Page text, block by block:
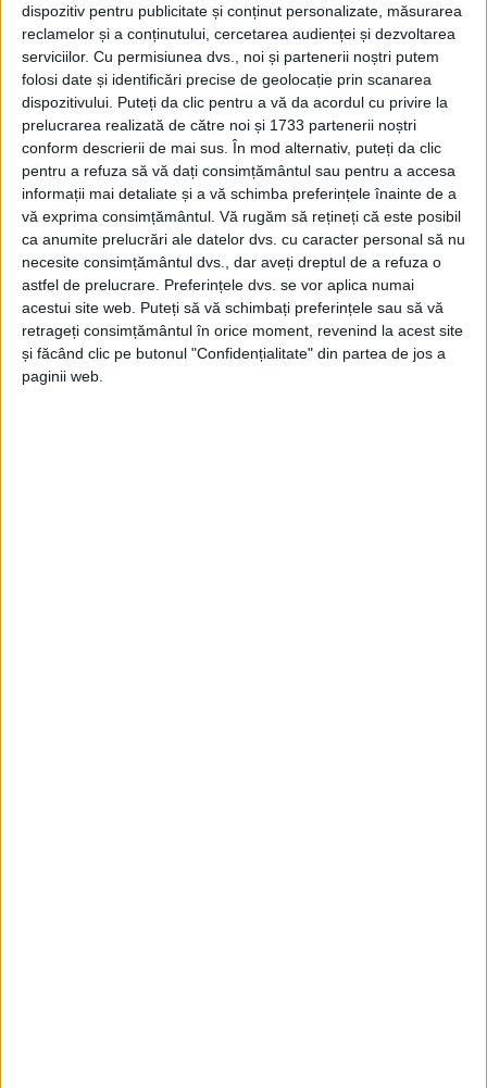
dispozitiv pentru publicitate și conținut personalizate, măsurarea
reclamelor și a conținutului, cercetarea audienței și dezvoltarea
serviciilor. Cu permisiunea dvs., noi și partenerii noștri putem
folosi date și identificări precise de geolocație prin scanarea
dispozitivului. Puteți da clic pentru a vă da acordul cu privire la
prelucrarea realizată de către noi și 1733 partenerii noștri
conform descrierii de mai sus. În mod alternativ, puteți da clic
pentru a refuza să vă dați consimțământul sau pentru a accesa
informații mai detaliate și a vă schimba preferințele înainte de a
vă exprima consimțământul. Vă rugăm să rețineți că este posibil
ca anumite prelucrări ale datelor dvs. cu caracter personal să nu
necesite consimțământul dvs., dar aveți dreptul de a refuza o
astfel de prelucrare. Preferințele dvs. se vor aplica numai
acestui site web. Puteți să vă schimbați preferințele sau să vă
retrageți consimțământul în orice moment, revenind la acest site
și făcând clic pe butonul "Confidențialitate" din partea de jos a
paginii web.
Reșițeanca Alina Vuc, sportiva anului
2019
12 DECEMBRIE 2019, 08:58 AM 1 MINUT DE CITIRE
REȘIȚA – În cadrul Galei Laureaților, Alina Vuc a fost desemnată
miercuri, 11 decembrie, de Federația Română de Lupte sportiva
anului. Vicecampioană mondială în luna septembrie a acestui an,
reșițeanca va participa în 2020 și la Jocurile Olimpice de la Tokyo.
Arhive